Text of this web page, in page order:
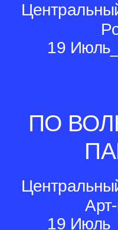
19
ПО
19